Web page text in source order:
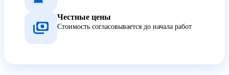
Честные цены
Стоимость согласовывается до начала работ